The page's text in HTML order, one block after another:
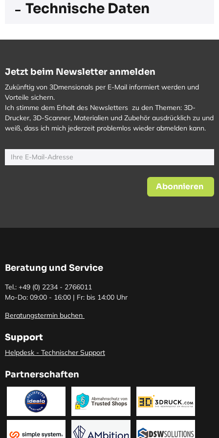
Technische Daten
Jetzt beim Newsletter anmelden
Zukünftig von 3Dmensionals per E-Mail informiert werden und
Vorteile sichern.
Ich stimme dem Erhalt des Newsletters zu den Themen: 3D-
Drucker, 3D-Scanner, Materialien und Zubehör ausdrücklich zu und
weiß, dass ich mich jederzeit problemlos wieder abmelden kann.
Abonnieren
Beratung und Service
Tel.: +49 (0) 2234 - 2766011
Mo-Do: 09:00 - 16:00 | Fr: bis 14:00 Uhr
Beratungstermin buchen
Support
Helpdesk - Technischer Support
Partnerschaften